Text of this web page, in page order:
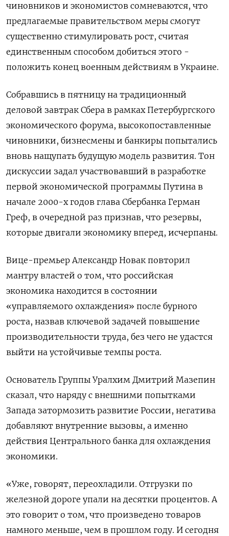
чиновников и экономистов сомневаются, что
предлагаемые правительством меры смогут
существенно стимулировать рост, считая
единственным способом добиться этого -
положить конец военным действиям в Украине.
Собравшись в пятницу на традиционный
деловой завтрак Сбера в рамках Петербургского
экономического форума, высокопоставленные ​
чиновники, бизнесмены и банкиры попытались
вновь нащупать будущую модель развития. Тон
дискуссии задал участвовавший в ​разработке
первой экономической программы Путина в
начале 2000-х годов глава Сбербанка Герман
Греф, в очередной раз признав, что ​резервы,
⁠которые двигали экономику вперед, исчерпаны.
Вице-премьер Александр Новак повторил
мантру властей о том, что российская
экономика находится в состоянии
«управляемого охлаждения» после бурного
роста, назвав ключевой задачей повышение
производительности труда, без чего не удастся
выйти на устойчивые темпы роста.
Основатель ‌Группы Уралхим Дмитрий Мазепин
сказал, что наряду с внешними попытками
Запада затормозить развитие России, негатива
добавляют внутренние вызовы, ‌а именно
действия Центрального банка для охлаждения
экономики.
«Уже, говорят, переохладили. Отгрузки по
железной дороге упали на десятки процентов. А
это говорит о том, что произведено товаров
намного меньше, чем в прошлом году. И сегодня